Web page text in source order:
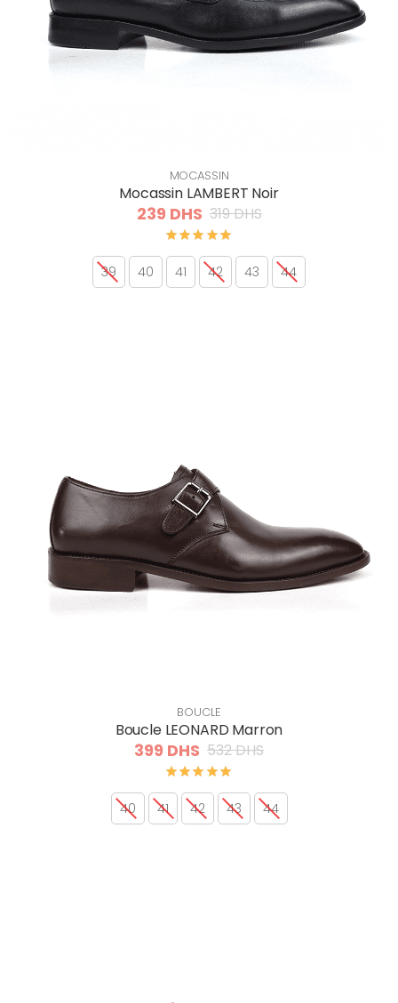
MOCASSIN
Mocassin LAMBERT Noir
239 DHS 319 DHS
39 40 41 42 43 44
BOUCLE
Boucle LEONARD Marron
399 DHS 532 DHS
40 41 42 43 44